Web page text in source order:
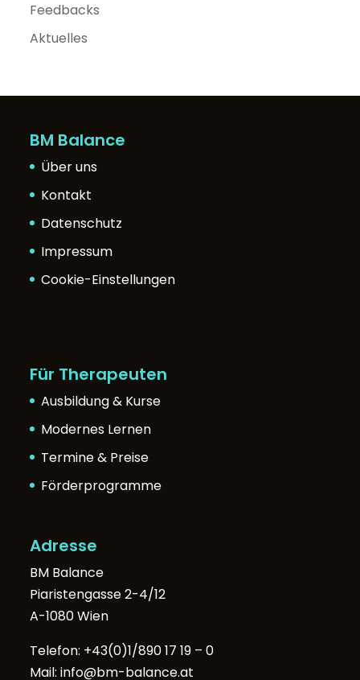
Feedbacks
Aktuelles
BM Balance
Über uns
Kontakt
Datenschutz
Impressum
Cookie-Einstellungen
Für Therapeuten
Ausbildung & Kurse
Modernes Lernen
Termine & Preise
Förderprogramme
Adresse
BM Balance
Piaristengasse 2-4/12
A-1080 Wien
Telefon: +43(0)1/890 17 19 – 0
Mail:info@bm-balance.at